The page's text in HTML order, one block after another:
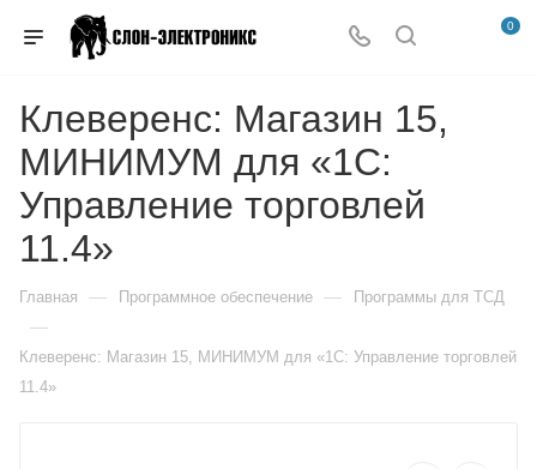
0
Клеверенс: Магазин 15,
МИНИМУМ для «1С:
Управление торговлей
11.4»
Главная — Программное обеспечение — Программы для ТСД
—
Клеверенс: Магазин 15, МИНИМУМ для «1С: Управление торговлей
11.4»